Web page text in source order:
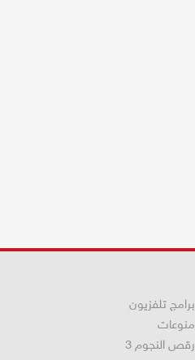
برامج تلفزيون
منوعات
رقص النجوم 3